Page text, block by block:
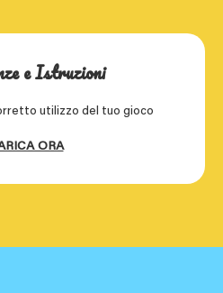
e Istruzioni
utilizzo del tuo gioco
ORA